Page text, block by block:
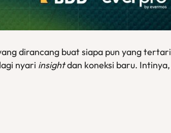
dirancang buat siapa pun yang
nyari insightdan koneksi baru.